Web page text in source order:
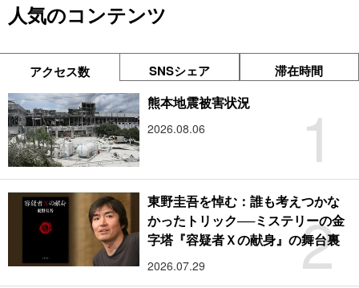
人気のコンテンツ
アクセス数 SNSシェア 滞在時間
1
熊本地震被害状況
2026.08.06
2
東野圭吾を悼む：誰も考えつかな
かったトリック──ミステリーの金
字塔『容疑者Ｘの献身』の舞台裏
2026.07.29